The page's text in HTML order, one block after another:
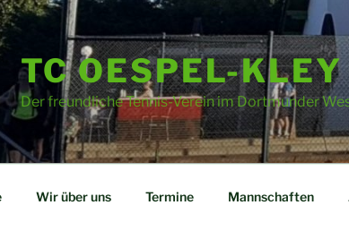
TC OESPEL-
Der freundliche Tennis-Verein im Dortmunder
Wir über uns Termine Mannschaften